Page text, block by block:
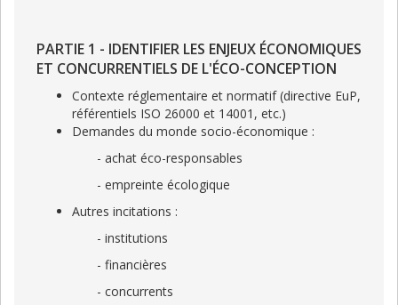
PARTIE 1 - IDENTIFIER LES ENJEUX ÉCONOMIQUES
ET CONCURRENTIELS DE L'ÉCO-CONCEPTION
Contexte réglementaire et normatif (directive EuP,
référentiels ISO 26000 et 14001, etc.)
Demandes du monde socio-économique :
- achat éco-responsables
- empreinte écologique
Autres incitations :
- institutions
- financières
- concurrents